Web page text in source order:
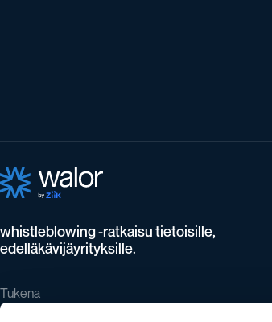
whistleblowing -ratkaisu tietoisille,
edelläkävijäyrityksille.
Tukena